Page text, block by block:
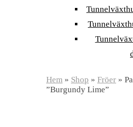
Hem » Shop » Fröer »
”Burgundy Lime”